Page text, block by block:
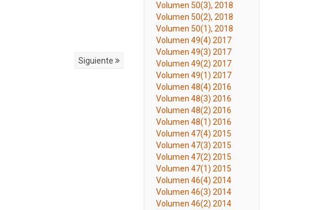
Siguiente
Volumen 50(3), 2018
Volumen 50(2), 2018
Volumen 50(1), 2018
Volumen 49(4) 2017
Volumen 49(3) 2017
Volumen 49(2) 2017
Volumen 49(1) 2017
Volumen 48(4) 2016
Volumen 48(3) 2016
Volumen 48(2) 2016
Volumen 48(1) 2016
Volumen 47(4) 2015
Volumen 47(3) 2015
Volumen 47(2) 2015
Volumen 47(1) 2015
Volumen 46(4) 2014
Volumen 46(3) 2014
Volumen 46(2) 2014